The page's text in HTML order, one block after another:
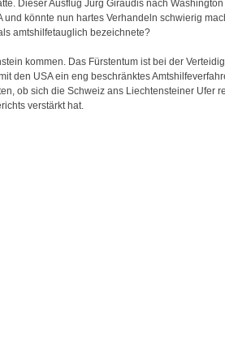
Dieser Ausflug Jürg Giraudis nach
könnte nun hartes Verhandeln schwierig
amtshilfetauglich bezeichnete?
kommen. Das Fürstentum ist bei der
den USA ein eng beschränktes
ob sich die Schweiz ans Liechtensteiner Ufer
verstärkt hat.